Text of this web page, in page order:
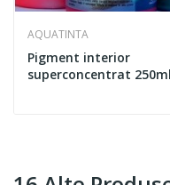
AQUATINTA
Pigment interior
superconcentrat